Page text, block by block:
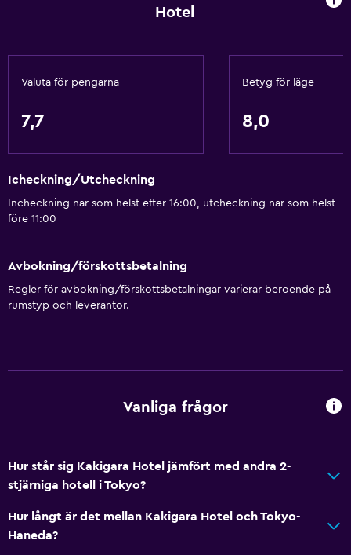
Hotel
Valuta för pengarna
7,7
Betyg för läge
8,0
Icheckning/Utcheckning
Incheckning när som helst efter 16:00, utcheckning när som helst
före 11:00
Avbokning/förskottsbetalning
Regler för avbokning/förskottsbetalningar varierar beroende på
rumstyp och leverantör.
Vanliga frågor
Hur står sig Kakigara Hotel jämfört med andra 2-
stjärniga hotell i Tokyo?
Hur långt är det mellan Kakigara Hotel och Tokyo-
Haneda?